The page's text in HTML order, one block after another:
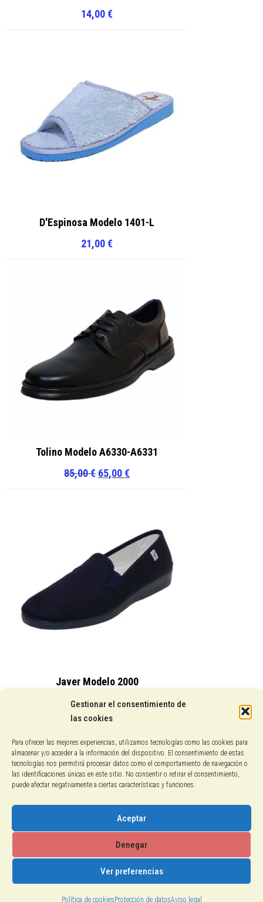
Gestionar el consentimiento de
las cookies
Para ofrecer las mejores experiencias, utilizamos tecnologías como las cookies para
almacenar y/o acceder a la información del dispositivo. El consentimiento de estas
tecnologías nos permitirá procesar datos como el comportamiento de navegación o
las identificaciones únicas en este sitio. No consentir o retirar el consentimiento,
puede afectar negativamente a ciertas características y funciones.
Aceptar
Denegar
Ver preferencias
Política de cookiesProtección de datosAviso legal
14,00€
D'Espinosa Modelo 1401-L
21,00€
Tolino Modelo A6330-A6331
85,00€ El
85,00 €.
65,00€
65,00 €.
Javer Modelo 2000
15,25€
Conocenos
Pagos con PayPal